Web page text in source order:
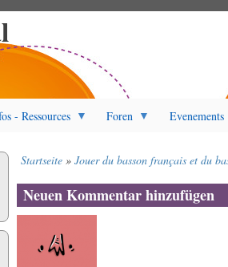
- Ressources Foren Evenements
Startseite Jouer du basson français et du
Neuen Kommentar hinzufügen